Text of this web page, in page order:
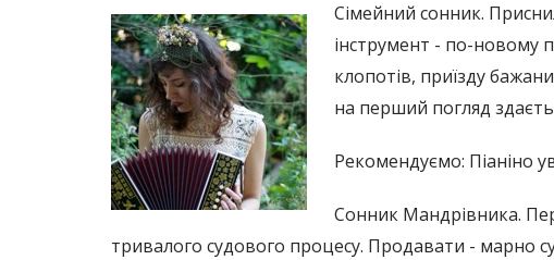
Сімейний сонник.
інструмент - по-новому
клопотів, приїзду
на перший погляд
Рекомендуємо: Піаніно
Сонник Мандрівника.
тривалого судового процесу. Продавати - марно